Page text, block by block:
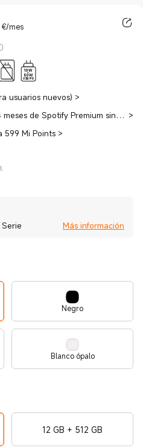
€/mes
10W
-
50W
USB PD
usuarios nuevos) >
Prueba de 4 meses de Spotify Premium sin coste + Prueba gratuita de 3 meses de YouTube Premium >
599 Mi Points >
Más información
Negro
Blanco ópalo
12 GB + 512 GB